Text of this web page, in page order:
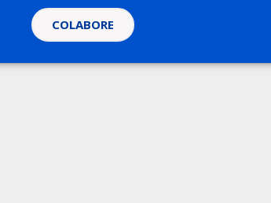
COLABORE